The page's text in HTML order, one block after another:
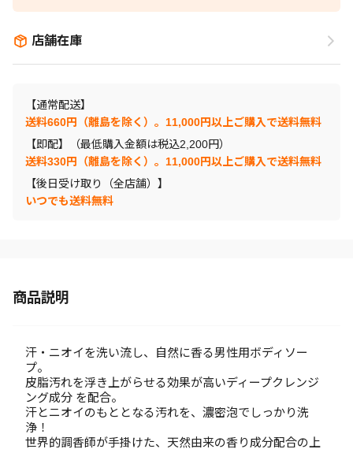
店舗在庫
【通常配送】
送料660円（離島を除く）。11,000円以上ご購入で送料無料
【即配】（最低購入金額は税込2,200円）
送料330円（離島を除く）。11,000円以上ご購入で送料無料
【後日受け取り（全店舗）】
いつでも送料無料
商品説明
汗・ニオイを洗い流し、自然に香る男性用ボディソー
プ。
皮脂汚れを浮き上がらせる効果が高いディープクレンジ
ング成分 を配合。
汗とニオイのもととなる汚れを、濃密泡でしっかり洗
浄！
世界的調香師が手掛けた、天然由来の香り成分配合の上